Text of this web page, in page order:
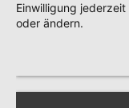
Einwilligung
oder ändern.